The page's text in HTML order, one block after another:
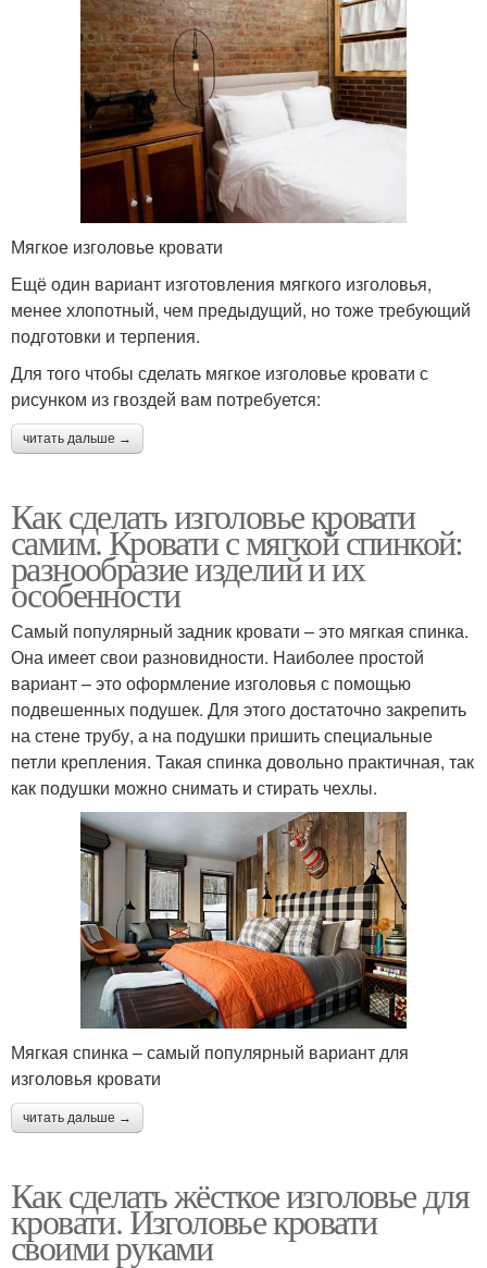
Мягкое изголовье кровати
Ещё один вариант изготовления мягкого изголовья,
менее хлопотный, чем предыдущий, но тоже требующий
подготовки и терпения.
Для того чтобы сделать мягкое изголовье кровати с
рисунком из гвоздей вам потребуется:
читать дальше →
Как сделать изголовье кровати
самим. Кровати с мягкой спинкой:
разнообразие изделий и их
особенности
Самый популярный задник кровати – это мягкая спинка.
Она имеет свои разновидности. Наиболее простой
вариант – это оформление изголовья с помощью
подвешенных подушек. Для этого достаточно закрепить
на стене трубу, а на подушки пришить специальные
петли крепления. Такая спинка довольно практичная, так
как подушки можно снимать и стирать чехлы.
Мягкая спинка – самый популярный вариант для
изголовья кровати
читать дальше →
Как сделать жёсткое изголовье для
кровати. Изголовье кровати
своими руками